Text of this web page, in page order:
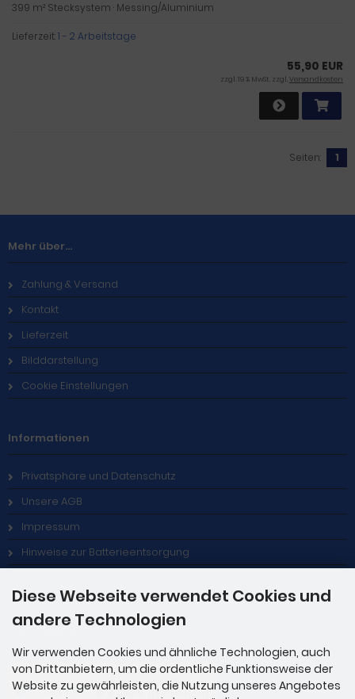
399 m² Stecksystem · Messing/Aluminium
Lieferzeit:1 - 2 Arbeitstage
55,90 EUR
zzgl. 19 % MwSt. zzgl.Versandkosten
Seiten: 1
Mehr über...
Zahlung & Versand
Kontakt
Lieferzeit
Bilddarstellung
Cookie Einstellungen
Informationen
Privatsphäre und Datenschutz
Unsere AGB
Impressum
Hinweise zur Batterieentsorgung
Zahlungsmethoden
Diese Webseite verwendet Cookies und
andere Technologien
Wir verwenden Cookies und ähnliche Technologien, auch
von Drittanbietern, um die ordentliche Funktionsweise der
Website zu gewährleisten, die Nutzung unseres Angebotes